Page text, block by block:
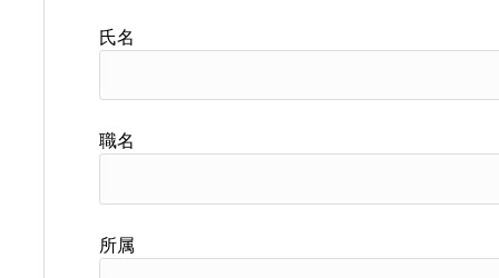
氏名
職名
所属